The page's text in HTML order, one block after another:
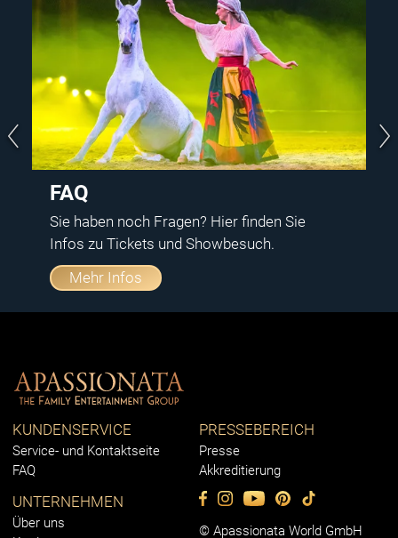
FAQ
Sie haben noch Fragen? Hier finden Sie
Infos zu Tickets und Showbesuch.
Mehr Infos
KUNDENSERVICE
Service- und Kontaktseite
FAQ
PRESSEBEREICH
Presse
Akkreditierung
UNTERNEHMEN
Über uns
© Apassionata World GmbH